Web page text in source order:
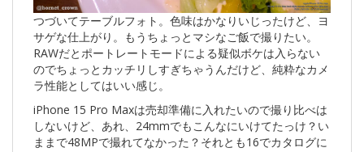
つづいてテーブルフォト。色味はかなりいじったけど、ヨ
サゲな仕上がり。もうちょっとマシなご飯で撮りたい。
RAWだとポートレートモードによる疑似ボケは入らない
のでちょっとカッチリしすぎちゃうんだけど、純粋なカメ
ラ性能としてはいい感じ。
iPhone 15 Pro Maxは売却準備に入れたいので撮り比べは
しないけど、あれ、24mmでもこんなにいけてたっけ？い
ままで48MPで撮れてなかった？それとも16でカタログに